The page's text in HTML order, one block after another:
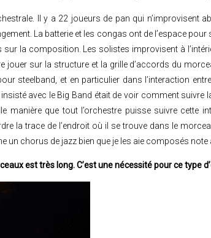
Il y a 22 joueurs de pan qui n’improvisent
La batterie et les congas ont de l’espace pour
la composition. Les solistes improvisent à
jouer sur la structure et la grille d’accords du
steelband, et en particulier dans l’interaction
insisté avec le Big Band était de voir comment suivre
manière que tout l’orchestre puisse suivre cette
la trace de l’endroit où il se trouve dans le
chorus de jazz bien que je les aie composés note
est très long. C’est une nécessité pour ce type